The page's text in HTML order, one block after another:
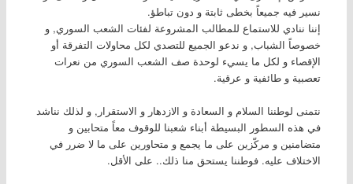
نسير فيه جميعاً بخطى ثابتة و دون تباطؤ.
إننا ننادي للاستماع للمطالب المشروعة لفئات الشعب السوري, و
خصوصاً الشباب, و ندعو الجميع للتصدي لكل محاولات التفرقة أو
الإقصاء و لكل ما يسيء لوحدة صف الشعب السوري من نعرات
تعصبية و طائفية و عرقية.
نتمنى لوطننا السلام و السعادة و الازدهار و اﻻستقرار, و لذلك نناشد
في هذه السطور البسيطة أبناء شعبنا للوقوف معاً متحابين و
متضامنين و مركّزين على ما يجمع و متحاورين على ما ﻻ ضرر في
اﻻختلاف عليه. فوطننا يستحق منا ذلك.. على الأقل.